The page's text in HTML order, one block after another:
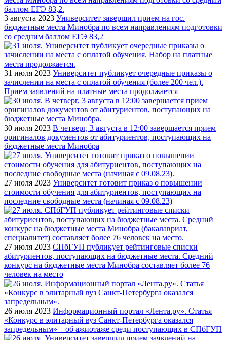
3 августа 2023 Университет завершил прием на гос.
бюджетные места Минобра по всем направлениям подготовки
со средним баллом ЕГЭ 83,2
31 июля 2023 Университет публикует очередные приказы о
зачислении на места с оплатой обучения (более 200 чел.).
Прием заявлений на платные места продолжается
30 июля 2023 В четверг, 3 августа в 12:00 завершается прием
оригиналов документов от абитуриентов, поступающих на
бюджетные места Минобра
27 июля 2023 Университет готовит приказ о повышении
стоимости обучения для абитуриентов, поступающих на
последние свободные места (начиная с 09.08.23)
27 июля 2023 СПбГУП публикует рейтинговые списки
абитуриентов, поступающих на бюджетные места. Средний
конкурс на бюджетные места Минобра составляет более 76
человек на место
26 июля 2023 Информационный портал «Лента.ру». Статья
«Конкурс в элитарный вуз Санкт-Петербурга оказался
запредельным» – об ажиотаже среди поступающих в СПбГУП